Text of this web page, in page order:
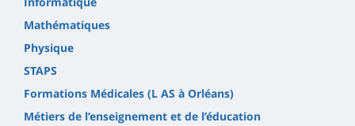
Mathématiques
Physique
STAPS
Formations Médicales (L AS à Orléans)
Métiers de l’enseignement et de l’éducation